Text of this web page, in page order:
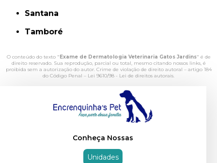
Santana
Tamboré
O conteúdo do texto "Exame de Dermatologia Veterinaria Gatos Jardins" é de
direito reservado. Sua reprodução, parcial ou total, mesmo citando nossos links, é
proibida sem a autorização do autor. Crime de violação de direito autoral – artigo 184
do Código Penal – Lei 9610/98 - Lei de direitos autorais.
Conheça Nossas
Unidades